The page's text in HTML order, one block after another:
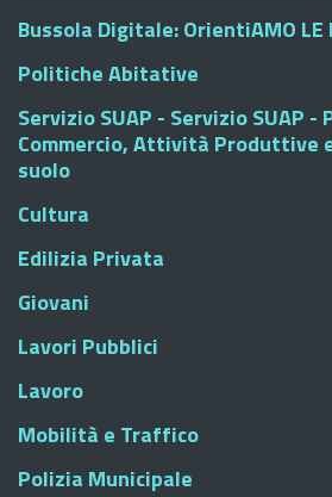
Bussola Digitale: OrientiAMO LE
Politiche Abitative
Servizio SUAP - Servizio SUAP -
Commercio, Attività Produttive
suolo
Cultura
Edilizia Privata
Giovani
Lavori Pubblici
Lavoro
Mobilità e Traffico
Polizia Municipale